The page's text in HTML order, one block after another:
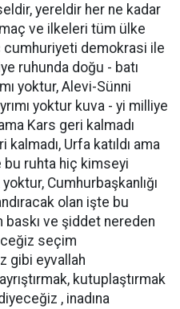
yereldir her ne kadar
ve ilkeleri tüm ülke
cumhuriyeti demokrasi ile
ruhunda doğu - batı
yoktur, Alevi-Sünni
yoktur kuva - yi milliye
Kars geri kalmadı
kalmadı, Urfa katıldı ama
bu ruhta hiç kimseyi
Cumhurbaşkanlığı
olan işte bu
ve şiddet nereden
seçim
gibi eyvallah
kutuplaştırmak
, inadına